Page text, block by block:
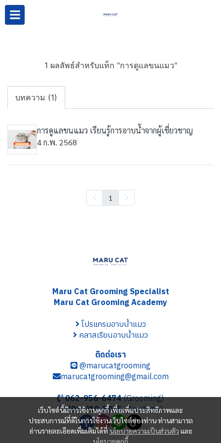
1 ผลลัพธ์สำหรับแท็ก "การดูแลขนแมว"
บทความ (1)
การดูแลขนแมว เรียนรู้การอาบน้ำจากผู้เชี่ยวชาญ
4 ก.พ. 2568
1
เว็บไซต์นี้มีการใช้งานคุกกี้ เพื่อเพิ่มประสิทธิภาพและ
ประสบการณ์ที่ดีในการใช้งานเว็บไซต์ของท่าน ท่านสามารถ
อ่านรายละเอียดเพิ่มเติมได้ที่นโยบายความเป็นส่วนตัว และ
นโยบายคุกกี้
Maru Cat Grooming Specialist
Maru Cat Grooming Academy
โปรแกรมอาบน้ำแมว
คลาสเรียนอาบน้ำแมว
ติดต่อเรา
@marucatgrooming
marucatgrooming@gmail.com
062-956-6474(Grooming)
096-919-5935(Academy)